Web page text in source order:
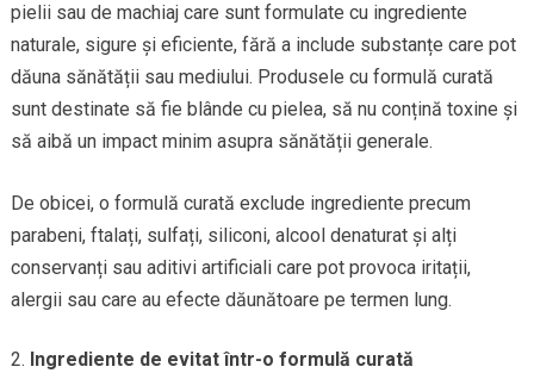
pielii sau de machiaj care sunt formulate cu ingrediente
naturale, sigure și eficiente, fără a include substanțe care pot
dăuna sănătății sau mediului. Produsele cu formulă curată
sunt destinate să fie blânde cu pielea, să nu conțină toxine și
să aibă un impact minim asupra sănătății generale.
De obicei, o formulă curată exclude ingrediente precum
parabeni, ftalați, sulfați, siliconi, alcool denaturat și alți
conservanți sau aditivi artificiali care pot provoca iritații,
alergii sau care au efecte dăunătoare pe termen lung.
Ingrediente de evitat într-o formulă curată